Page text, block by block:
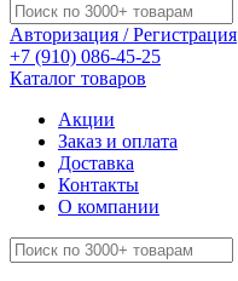
Авторизация / Регистрация
+7 (910) 086-45-25
Каталог товаров
Акции
Заказ и оплата
Доставка
Контакты
О компании